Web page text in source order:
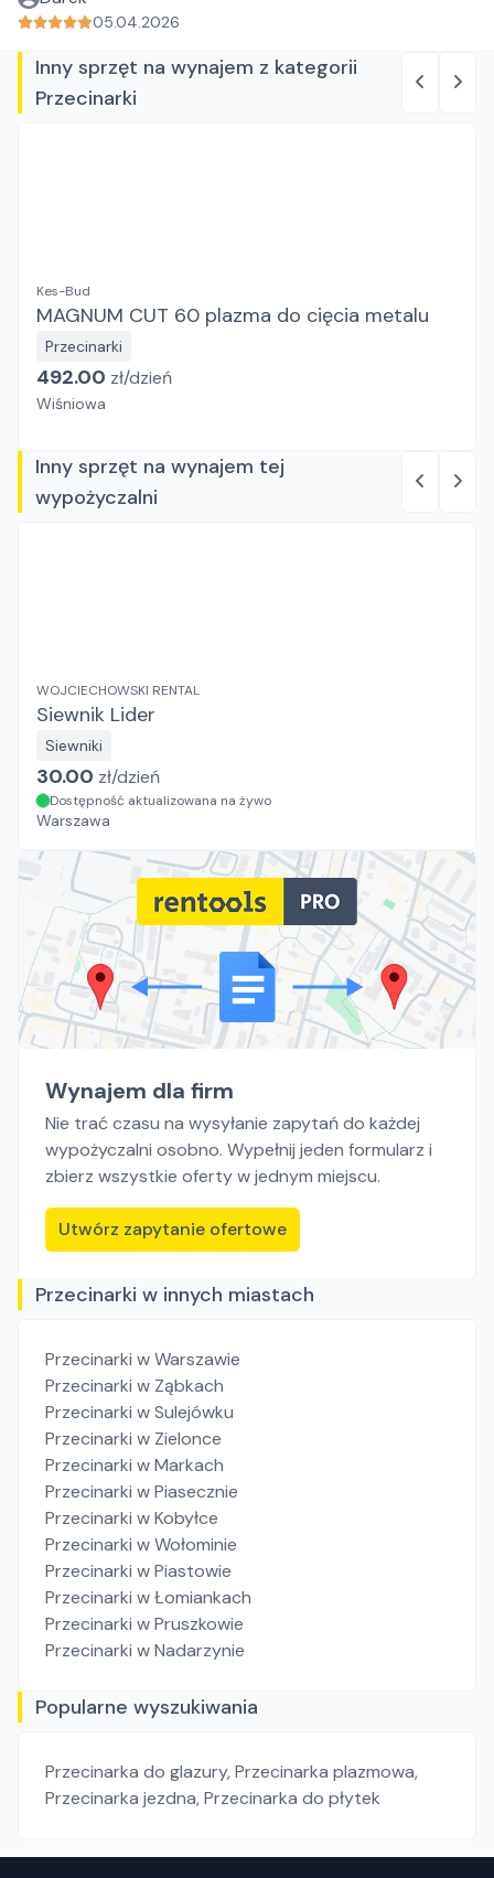
05.04.2026
Inny sprzęt na wynajem z kategorii
Przecinarki
Kes-Bud
MAGNUM CUT 60 plazma do cięcia metalu
Przecinarki
492.00 zł/dzień
Wiśniowa
Inny sprzęt na wynajem tej
wypożyczalni
WOJCIECHOWSKI RENTAL
Siewnik Lider
Siewniki
30.00 zł/dzień
Dostępność aktualizowana na żywo
Warszawa
Wynajem dla firm
Nie trać czasu na wysyłanie zapytań do każdej
wypożyczalni osobno. Wypełnij jeden formularz i
zbierz wszystkie oferty w jednym miejscu.
Utwórz zapytanie ofertowe
Przecinarki w innych miastach
Przecinarki w Warszawie
Przecinarki w Ząbkach
Przecinarki w Sulejówku
Przecinarki w Zielonce
Przecinarki w Markach
Przecinarki w Piasecznie
Przecinarki w Kobyłce
Przecinarki w Wołominie
Przecinarki w Piastowie
Przecinarki w Łomiankach
Przecinarki w Pruszkowie
Przecinarki w Nadarzynie
Popularne wyszukiwania
Przecinarka do glazury,Przecinarka plazmowa,
Przecinarka jezdna,Przecinarka do płytek